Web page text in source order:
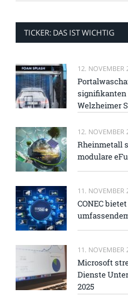
TICKER: DAS IST WICHTIG
12. NOVEMBER
signifikanten
Welzheimer
12. NOVEMBER
Rheinmetall
modulare
11. NOVEMBER
CONEC
11. NOVEMBER
Microsoft
Dienste
2025